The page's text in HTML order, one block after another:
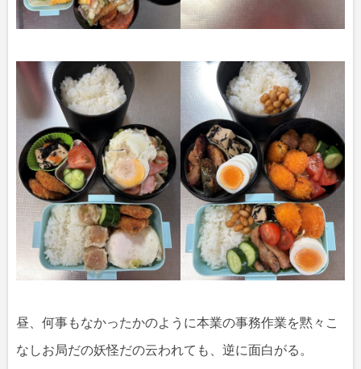
昼、何事もなかったかのように本業の事務作業を黙々こ
なしお局だの妖怪だの云われても、逆に面白がる。